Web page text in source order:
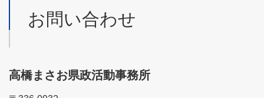
お問い合わせ
高橋まさお県政活動事務所